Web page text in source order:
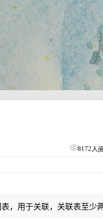
8172人
，用于关联，关联表至少